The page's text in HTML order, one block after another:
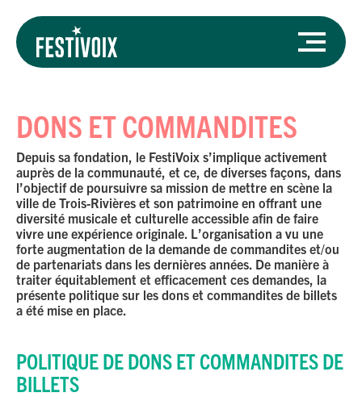
DONS ET COMMANDITES
Depuis sa fondation, le FestiVoix s’implique activement
auprès de la communauté, et ce, de diverses façons, dans
l’objectif de poursuivre sa mission de mettre en scène la
ville de Trois-Rivières et son patrimoine en offrant une
diversité musicale et culturelle accessible afin de faire
vivre une expérience originale. L’organisation a vu une
forte augmentation de la demande de commandites et/ou
de partenariats dans les dernières années. De manière à
traiter équitablement et efficacement ces demandes, la
présente politique sur les dons et commandites de billets
a été mise en place.
POLITIQUE DE DONS ET COMMANDITES DE
BILLETS